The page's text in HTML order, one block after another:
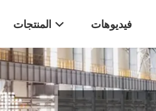
المنتجات فيديوهات